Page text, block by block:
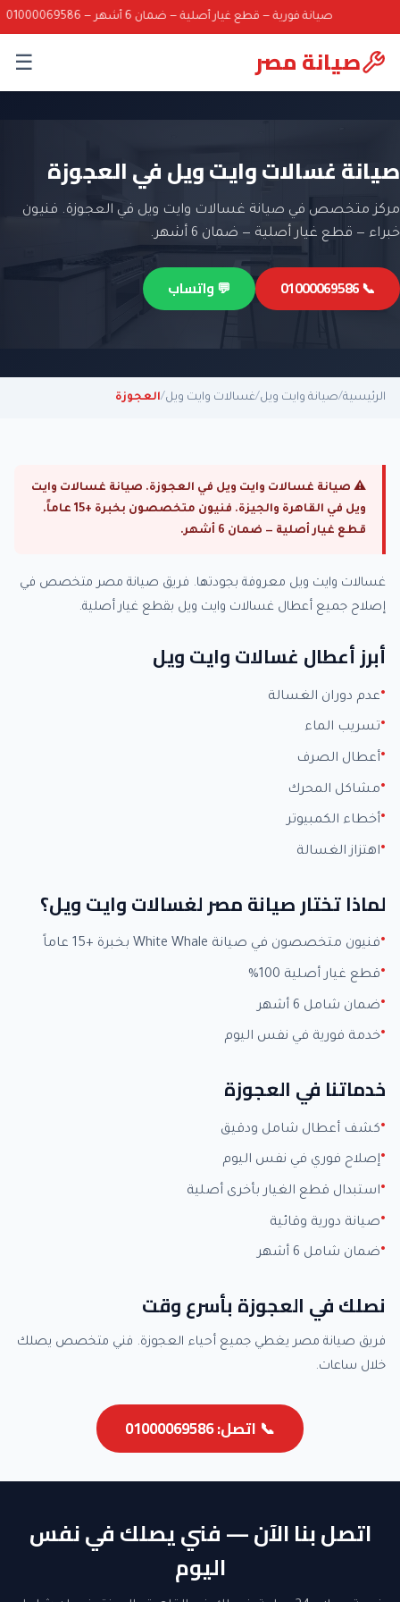
صيانة فورية — قطع غيار أصلية — ضمان 6 أشهر — 01000069586
صيانة مصر ☰
صيانة غسالات وايت ويل في العجوزة
مركز متخصص في صيانة غسالات وايت ويل في العجوزة. فنيون
خبراء — قطع غيار أصلية — ضمان 6 أشهر.
📞 01000069586 💬 واتساب
الرئيسية/صيانة وايت ويل/غسالات وايت ويل/العجوزة
⚠ صيانة غسالات وايت ويل في العجوزة. صيانة غسالات وايت
ويل في القاهرة والجيزة. فنيون متخصصون بخبرة +15 عاماً.
قطع غيار أصلية — ضمان 6 أشهر.
غسالات وايت ويل معروفة بجودتها. فريق صيانة مصر متخصص في
إصلاح جميع أعطال غسالات وايت ويل بقطع غيار أصلية.
أبرز أعطال غسالات وايت ويل
عدم دوران الغسالة
تسريب الماء
أعطال الصرف
مشاكل المحرك
أخطاء الكمبيوتر
اهتزاز الغسالة
لماذا تختار صيانة مصر لغسالات وايت ويل؟
فنيون متخصصون في صيانة White Whale بخبرة +15 عاماً
قطع غيار أصلية 100%
ضمان شامل 6 أشهر
خدمة فورية في نفس اليوم
خدماتنا في العجوزة
كشف أعطال شامل ودقيق
إصلاح فوري في نفس اليوم
استبدال قطع الغيار بأخرى أصلية
صيانة دورية وقائية
ضمان شامل 6 أشهر
نصلك في العجوزة بأسرع وقت
فريق صيانة مصر يغطي جميع أحياء العجوزة. فني متخصص يصلك
خلال ساعات.
📞 اتصل: 01000069586
اتصل بنا الآن — فني يصلك في نفس
اليوم